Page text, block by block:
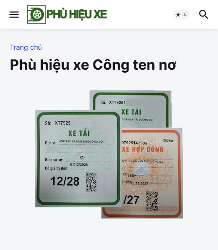
Trang chủ
Phù hiệu xe Công ten nơ